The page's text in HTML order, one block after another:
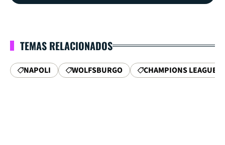
TEMAS RELACIONADOS
NAPOLI WOLFSBURGO CHAMPIONS LEAGUE